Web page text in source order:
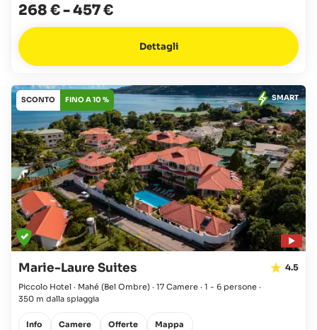
268 €-457 €
Dettagli
SCONTO FINO A 10 % SMART
Marie-Laure Suites 4.5
Piccolo Hotel · Mahé (Bel Ombre) · 17 Camere · 1 - 6 persone ·
350 m dalla spiaggia
Info Camere Offerte Mappa